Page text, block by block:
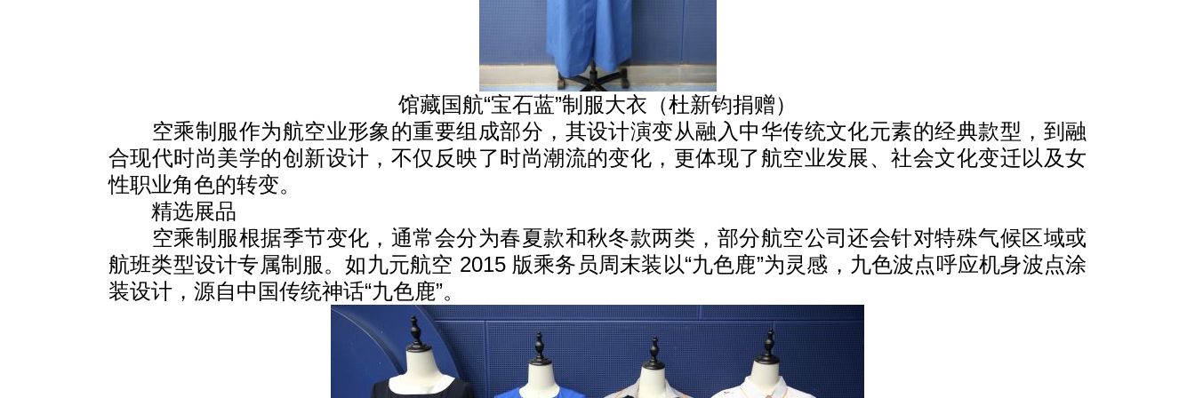
馆藏国航“宝石蓝”制服大衣（杜新钧捐赠）
空乘制服作为航空业形象的重要组成部分，其设计演变从融入中华传统文化元素的经典款型，到融
合现代时尚美学的创新设计，不仅反映了时尚潮流的变化，更体现了航空业发展、社会文化变迁以及女
性职业角色的转变。
精选展品
空乘制服根据季节变化，通常会分为春夏款和秋冬款两类，部分航空公司还会针对特殊气候区域或
航班类型设计专属制服。如九元航空 2015 版乘务员周末装以“九色鹿”为灵感，九色波点呼应机身波点涂
装设计，源自中国传统神话“九色鹿”。